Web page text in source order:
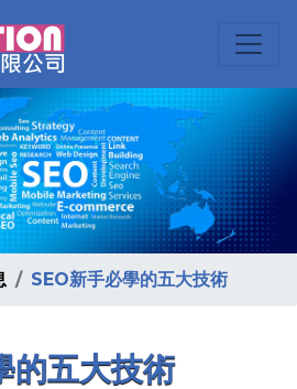
SEO新手必學的五大技術
的五大技術